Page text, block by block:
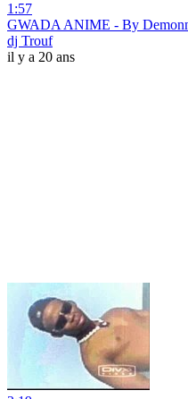
1:57
GWADA ANIME - By
dj Trouf
il y a 20 ans